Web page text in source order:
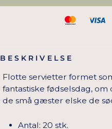
BESKRIVELSE
Flotte servietter formet
fantastiske fødselsdag,
de små gæster elske de
Antal: 20 stk.